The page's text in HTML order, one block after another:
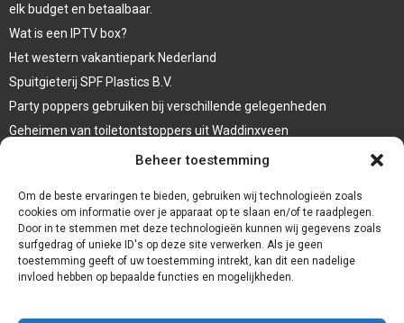
Beheer toestemming
Om de beste ervaringen te bieden, gebruiken wij technologieën zoals
cookies om informatie over je apparaat op te slaan en/of te raadplegen.
Door in te stemmen met deze technologieën kunnen wij gegevens zoals
surfgedrag of unieke ID's op deze site verwerken. Als je geen
toestemming geeft of uw toestemming intrekt, kan dit een nadelige
invloed hebben op bepaalde functies en mogelijkheden.
elk budget en betaalbaar.
Wat is een IPTV box?
Het western vakantiepark Nederland
Spuitgieterij SPF Plastics B.V.
Party poppers gebruiken bij verschillende gelegenheden
Geheimen van toiletontstoppers uit Waddinxveen
Vormen van terrasaankleding